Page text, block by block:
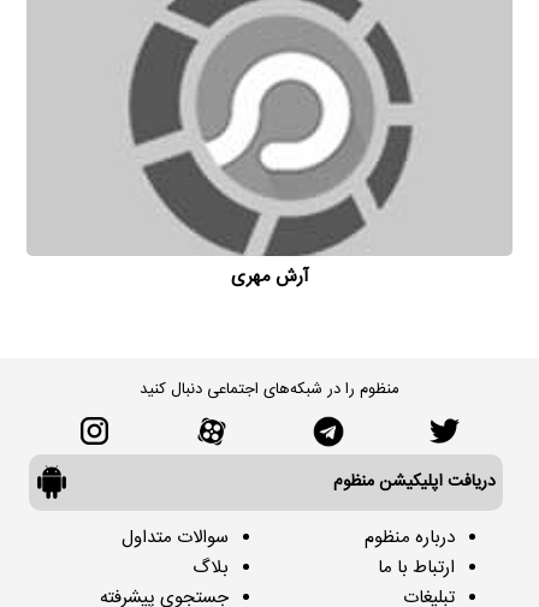
آرش مهری
منظوم را در شبکه‌های اجتماعی دنبال کنید
دریافت اپلیکیشن منظوم
درباره منظوم
ارتباط با ما
تبلیغات
سوالات متداول
بلاگ
جستجوی پیشرفته